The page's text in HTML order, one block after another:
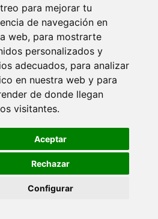
para mejorar tu
de navegación en
web, para mostrarte
personalizados y
adecuados, para analizar
en nuestra web y para
de donde llegan
visitantes.
Aceptar
Rechazar
Configurar
preferences
© 2025 espiritista.es